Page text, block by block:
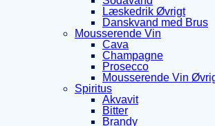
Læskedrik Øvrigt
Danskvand med Brus
Mousserende Vin
Cava
Champagne
Prosecco
Mousserende Vin
Spiritus
Akvavit
Bitter
Brandy